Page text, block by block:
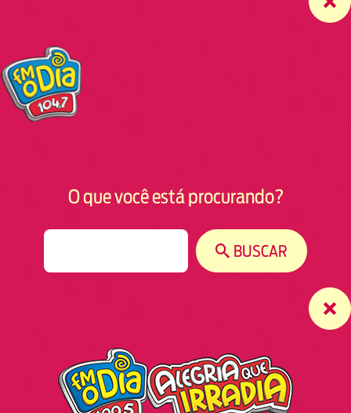
O que você está procurando?
BUSCAR